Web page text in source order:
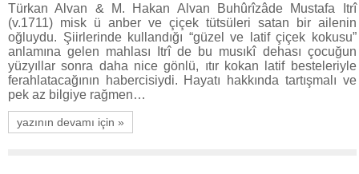
Türkan Alvan & M. Hakan Alvan Buhûrîzâde Mustafa Itrî
(v.1711) misk ü anber ve çiçek tütsüleri satan bir ailenin
oğluydu. Şiirlerinde kullandığı “güzel ve latif çiçek kokusu”
anlamına gelen mahlası Itrî de bu musıkî dehası çocuğun
yüzyıllar sonra daha nice gönlü, ıtır kokan latif besteleriyle
ferahlatacağının habercisiydi. Hayatı hakkında tartışmalı ve
pek az bilgiye rağmen…
yazının devamı için »